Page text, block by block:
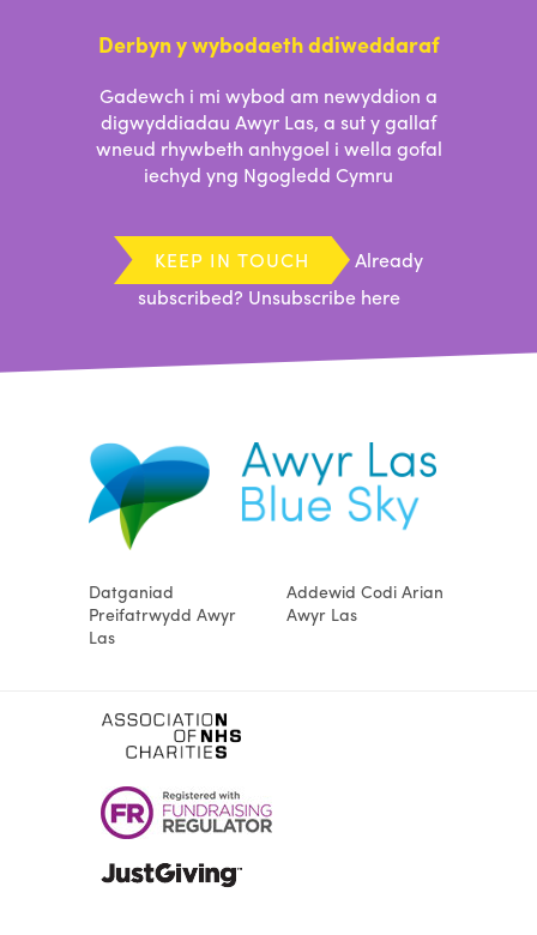
Derbyn y wybodaeth ddiweddaraf
Gadewch i mi wybod am newyddion a
digwyddiadau Awyr Las, a sut y gallaf
wneud rhywbeth anhygoel i wella gofal
iechyd yng Ngogledd Cymru
KEEP IN TOUCH
Already
subscribed? Unsubscribe here
Datganiad
Preifatrwydd Awyr
Las
Addewid Codi Arian
Awyr Las